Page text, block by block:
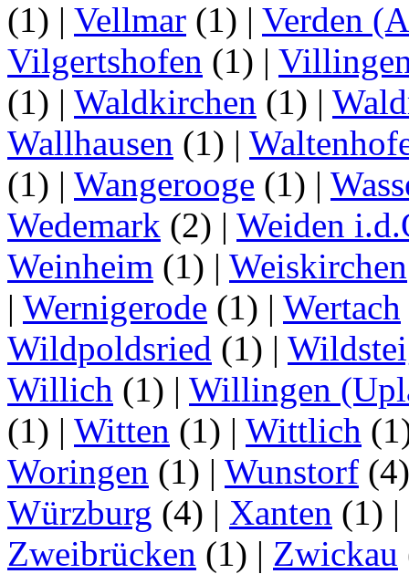
(1) | Vellmar (1) | Verden
Vilgertshofen (1) |
(1) | Waldkirchen (1) |
Wallhausen (1) |
(1) | Wangerooge (1) |
Wedemark (2) | Weiden
Weinheim (1) | Weiskirchen
| Wernigerode (1) | Wertach
Wildpoldsried (1) |
Willich (1) | Willingen
(1) | Witten (1) | Wittlich
Woringen (1) | Wunstorf
Würzburg (4) | Xanten (1) |
Zweibrücken (1) | Zwickau